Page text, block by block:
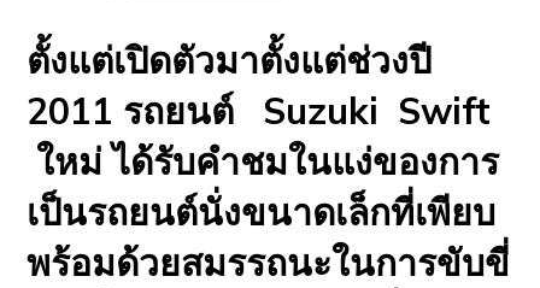
ตั้งแต่เปิดตัวมาตั้งแต่ช่วงปี
2011 รถยนต์ Suzuki Swift
ใหม่ ได้รับคำชมในแง่ของการ
เป็นรถยนต์นั่งขนาดเล็กที่เพียบ
พร้อมด้วยสมรรถนะในการขับขี่